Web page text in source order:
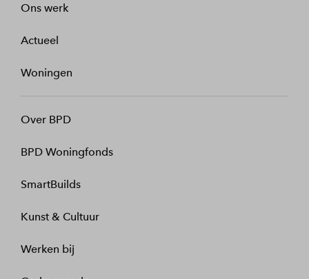
Ons werk
Actueel
Woningen
Over BPD
BPD Woningfonds
SmartBuilds
Kunst & Cultuur
Werken bij